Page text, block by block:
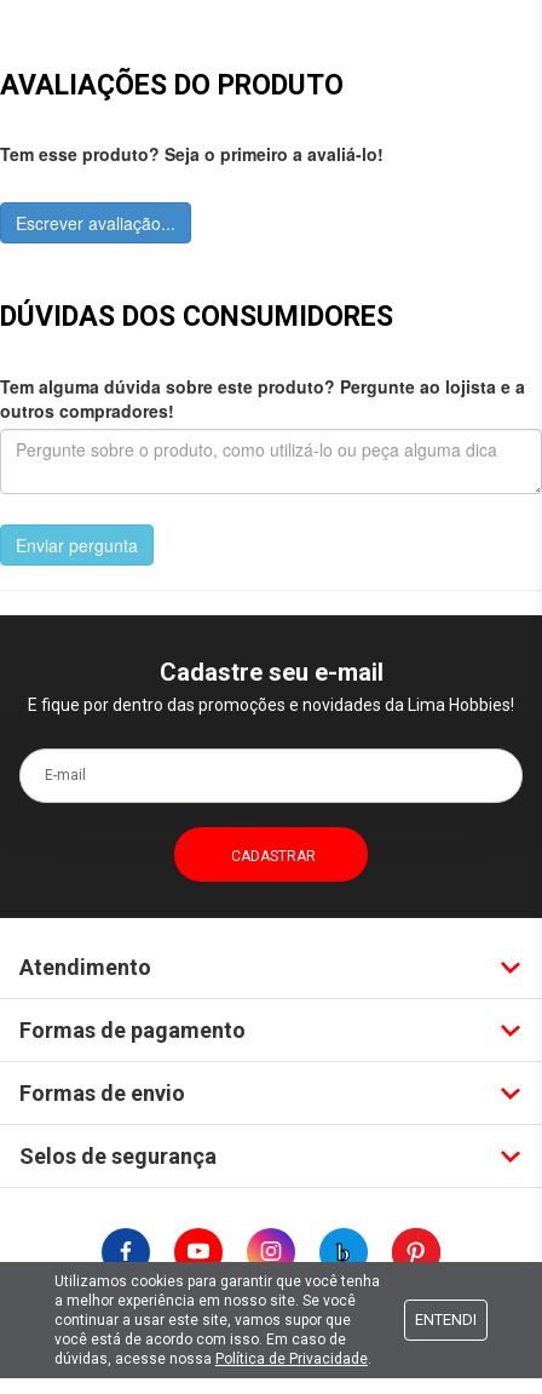
AVALIAÇÕES DO PRODUTO
Tem esse produto? Seja o primeiro a avaliá-lo!
Escrever avaliação...
DÚVIDAS DOS CONSUMIDORES
Tem alguma dúvida sobre este produto? Pergunte ao lojista e a
outros compradores!
Enviar pergunta
Cadastre seu e-mail
E fique por dentro das promoções e novidades da Lima Hobbies!
E-mail
Atendimento
Formas de pagamento
Formas de envio
Selos de segurança
Copyright © 2019. Todos Os Direitos Reservados.
Lima Hobbies Modelismo Eireli - EPP CNPJ: 00.149.281/0001-49
Utilizamos cookies para garantir que você tenha
a melhor experiência em nosso site. Se você
continuar a usar este site, vamos supor que
você está de acordo com isso. Em caso de
dúvidas, acesse nossa Política de Privacidade.
ENTENDI